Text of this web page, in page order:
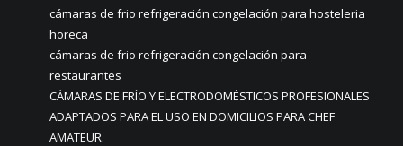
cámaras de frio refrigeración congelación para hosteleria
horeca
cámaras de frio refrigeración congelación para
restaurantes
CÁMARAS DE FRÍO Y ELECTRODOMÉSTICOS PROFESIONALES
ADAPTADOS PARA EL USO EN DOMICILIOS PARA CHEF
AMATEUR.